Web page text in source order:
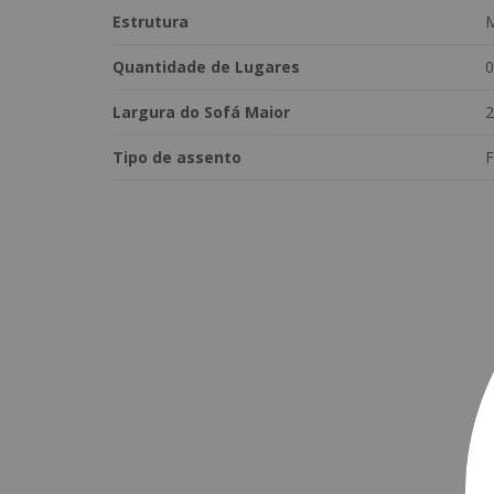
Estrutura
Quantidade de Lugares
Largura do Sofá Maior
Tipo de assento